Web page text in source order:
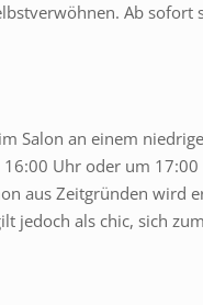
Ab sofort
Salon an einem
Uhr oder um
aus Zeitgründen wird
jedoch als chic, sich zum